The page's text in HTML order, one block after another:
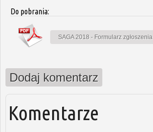
Do pobrania:
SAGA 2018 - Formularz zgłoszenia
Dodaj komentarz
Komentarze